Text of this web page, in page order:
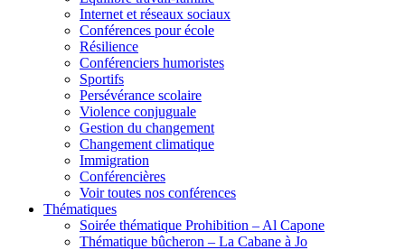
Internet et réseaux sociaux
Conférences pour école
Résilience
Conférenciers humoristes
Sportifs
Persévérance scolaire
Violence conjuguale
Gestion du changement
Changement climatique
Immigration
Conférencières
Voir toutes nos conférences
Thématiques
Soirée thématique Prohibition – Al Capone
Thématique bûcheron – La Cabane à Jo